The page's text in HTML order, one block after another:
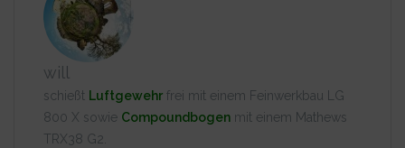
will
schießt Luftgewehr frei mit einem Feinwerkbau LG
800 X sowie Compoundbogen mit einem Mathews
TRX38 G2.